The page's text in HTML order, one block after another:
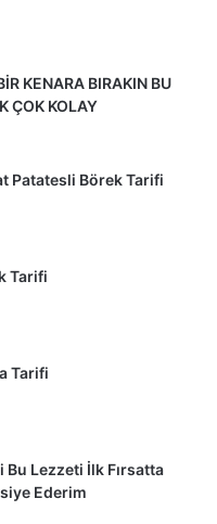
KENARA BIRAKIN BU
ÇOK KOLAY
Patatesli Börek Tarifi
Tarifi
Tarifi
Lezzeti İlk Fırsatta
Ederim